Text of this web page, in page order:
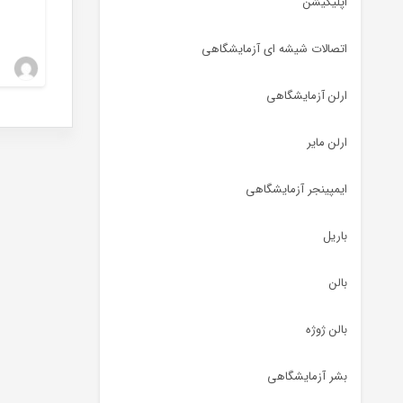
اتصالات شیشه ای آزمایشگاهی
ارلن آزمایشگاهی
ارلن مایر
ایمپینجر آزمایشگاهی
باریل
بالن
بالن ژوژه
بشر آزمایشگاهی